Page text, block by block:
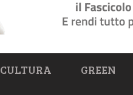
CULTURA GREEN